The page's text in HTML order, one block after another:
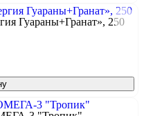
Гуараны+Гранат», 250